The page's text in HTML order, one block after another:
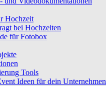
Hochzeit
bei Hochzeiten
für Fotobox
Tools
Ideen für dein Unternehmen